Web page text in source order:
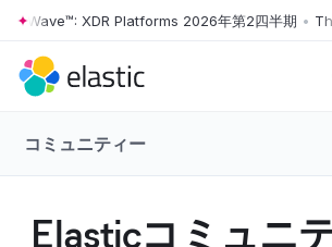
Skip to main content
Wave™: XDR Platforms 2026年第2四半期 • The
コミュニティー
Elasticコミュニ